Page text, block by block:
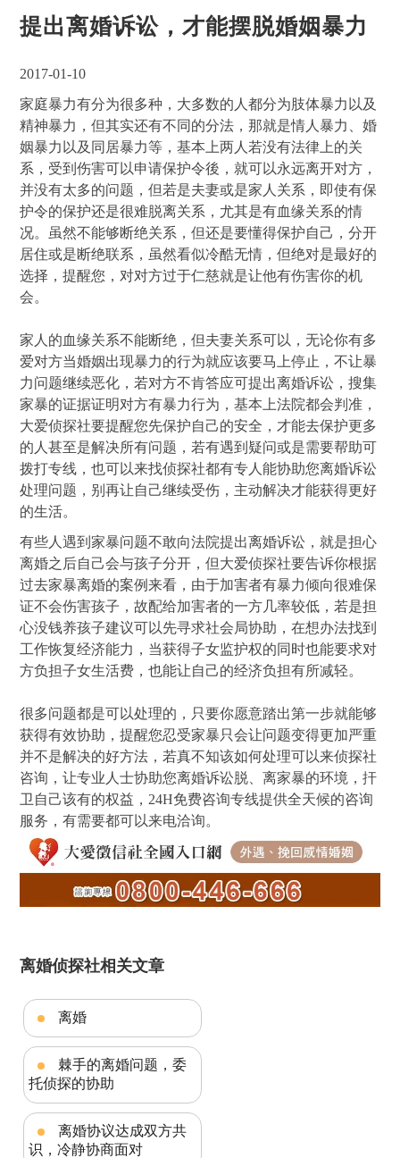
提出离婚诉讼，才能摆脱婚姻暴力
2017-01-10
家庭暴力有分为很多种，大多数的人都分为肢体暴力以及
精神暴力，但其实还有不同的分法，那就是情人暴力、婚
姻暴力以及同居暴力等，基本上两人若没有法律上的关
系，受到伤害可以申请保护令後，就可以永远离开对方，
并没有太多的问题，但若是夫妻或是家人关系，即使有保
护令的保护还是很难脱离关系，尤其是有血缘关系的情
况。虽然不能够断绝关系，但还是要懂得保护自己，分开
居住或是断绝联系，虽然看似冷酷无情，但绝对是最好的
选择，提醒您，对对方过于仁慈就是让他有伤害你的机
会。
家人的血缘关系不能断绝，但夫妻关系可以，无论你有多
爱对方当婚姻出现暴力的行为就应该要马上停止，不让暴
力问题继续恶化，若对方不肯答应可提出离婚诉讼，搜集
家暴的证据证明对方有暴力行为，基本上法院都会判准，
大爱侦探社要提醒您先保护自己的安全，才能去保护更多
的人甚至是解决所有问题，若有遇到疑问或是需要帮助可
拨打专线，也可以来找侦探社都有专人能协助您离婚诉讼
处理问题，别再让自己继续受伤，主动解决才能获得更好
的生活。
有些人遇到家暴问题不敢向法院提出离婚诉讼，就是担心
离婚之后自己会与孩子分开，但大爱侦探社要告诉你根据
过去家暴离婚的案例来看，由于加害者有暴力倾向很难保
证不会伤害孩子，故配给加害者的一方几率较低，若是担
心没钱养孩子建议可以先寻求社会局协助，在想办法找到
工作恢复经济能力，当获得子女监护权的同时也能要求对
方负担子女生活费，也能让自己的经济负担有所减轻。
很多问题都是可以处理的，只要你愿意踏出第一步就能够
获得有效协助，提醒您忍受家暴只会让问题变得更加严重
并不是解决的好方法，若真不知该如何处理可以来侦探社
咨询，让专业人士协助您离婚诉讼脱、离家暴的环境，扞
卫自己该有的权益，24H免费咨询专线提供全天候的咨询
服务，有需要都可以来电洽询。
离婚侦探社相关文章
离婚
棘手的离婚问题，委
托侦探的协助
离婚协议达成双方共
识，冷静协商面对